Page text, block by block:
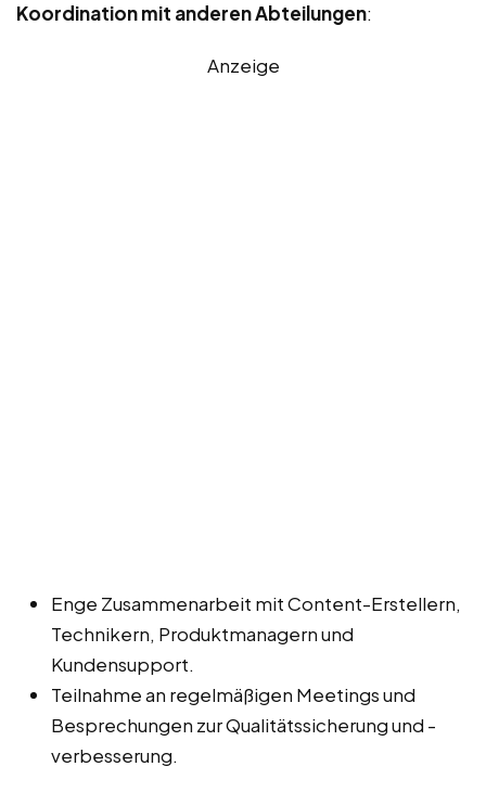
Koordination mit anderen Abteilungen:
Anzeige
Enge Zusammenarbeit mit Content-Erstellern,
Technikern, Produktmanagern und
Kundensupport.
Teilnahme an regelmäßigen Meetings und
Besprechungen zur Qualitätssicherung und -
verbesserung.